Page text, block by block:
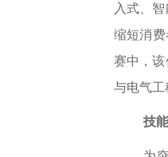
入式、
缩短消
赛中，
与电气工
技